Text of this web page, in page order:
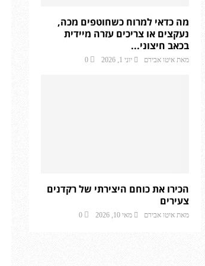
מה כדאי למרוח כשחוטפים מכה,
נעקצים או צריכים עזרה מיידית
בכאב חיצוני...
מאת איטו אבירם יוני 1, 2026 0
הכירו את כוחם היצירתי של רקדנים
צעירים
מאת איטו אבירם מאי 10, 2026 0